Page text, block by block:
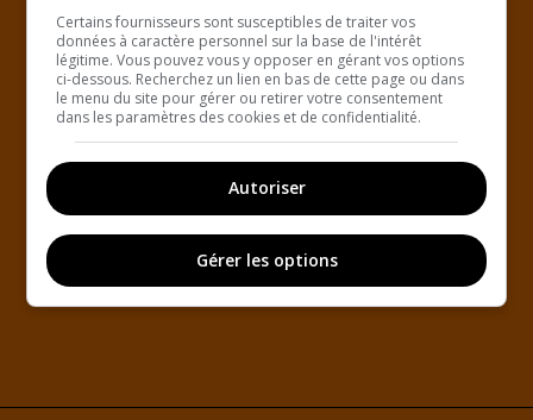
Certains fournisseurs sont susceptibles de traiter vos
données à caractère personnel sur la base de l'intérêt
légitime. Vous pouvez vous y opposer en gérant vos options
ci-dessous. Recherchez un lien en bas de cette page ou dans
le menu du site pour gérer ou retirer votre consentement
dans les paramètres des cookies et de confidentialité.
Autoriser
Gérer les options